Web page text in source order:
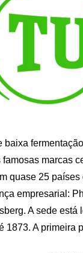
marcas
quase 25
empresarial:
A sede
1873. A primeira